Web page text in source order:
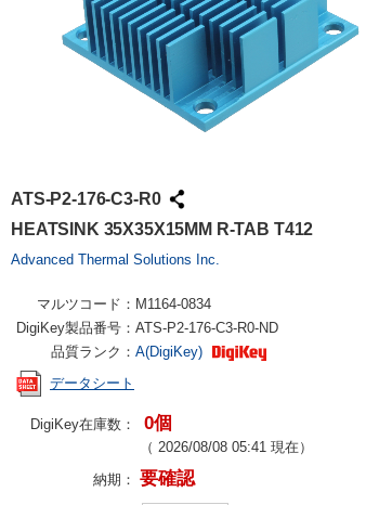
ATS-P2-176-C3-R0
HEATSINK 35X35X15MM R-TAB T412
Advanced Thermal Solutions Inc.
マルツコード： M1164-0834
DigiKey製品番号： ATS-P2-176-C3-R0-ND
品質ランク： A(DigiKey)
データシート
DigiKey在庫数： 0個
（ 2026/08/08 05:41 現在）
納期： 要確認